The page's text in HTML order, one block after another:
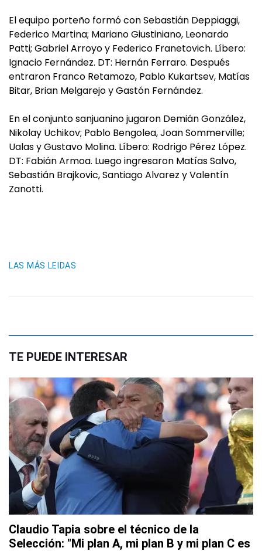
El equipo porteño formó con Sebastián Deppiaggi,
Federico Martina; Mariano Giustiniano, Leonardo
Patti; Gabriel Arroyo y Federico Franetovich. Líbero:
Ignacio Fernández. DT: Hernán Ferraro. Después
entraron Franco Retamozo, Pablo Kukartsev, Matías
Bitar, Brian Melgarejo y Gastón Fernández.
En el conjunto sanjuanino jugaron Demián González,
Nikolay Uchikov; Pablo Bengolea, Joan Sommerville;
Ualas y Gustavo Molina. Líbero: Rodrigo Pérez López.
DT: Fabián Armoa. Luego ingresaron Matías Salvo,
Sebastián Brajkovic, Santiago Alvarez y Valentín
Zanotti.
LAS MÁS LEIDAS
TE PUEDE INTERESAR
Claudio Tapia sobre el técnico de la
Selección: "Mi plan A, mi plan B y mi plan C es